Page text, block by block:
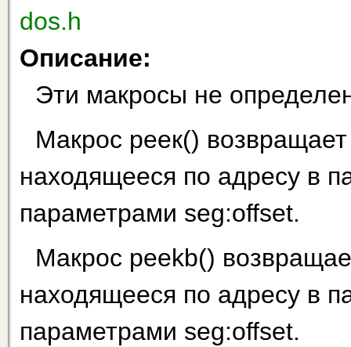
dos.h
Описание:
Эти макросы не
Макрос реек()
находящееся по адресу в
параметрами seg:offset.
Макрос peekb()
находящееся по адресу в
параметрами seg:offset.